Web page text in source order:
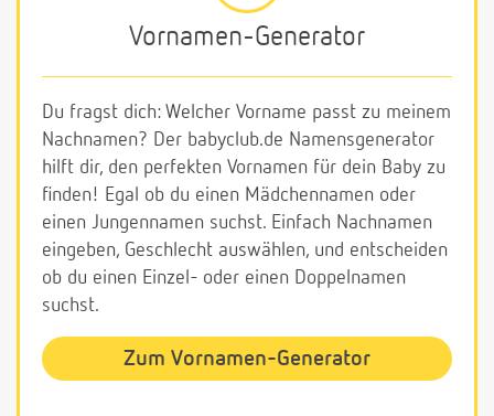
Vornamen-Generator
Du fragst dich: Welcher Vorname passt zu meinem
Nachnamen? Der babyclub.de Namensgenerator
hilft dir, den perfekten Vornamen für dein Baby zu
finden! Egal ob du einen Mädchennamen oder
einen Jungennamen suchst. Einfach Nachnamen
eingeben, Geschlecht auswählen, und entscheiden
ob du einen Einzel- oder einen Doppelnamen
suchst.
Zum Vornamen-Generator